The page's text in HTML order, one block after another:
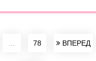
78 ВПЕРЕД